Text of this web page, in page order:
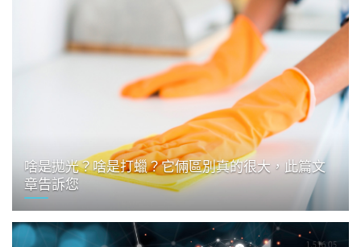
啥是拋光？啥是打蠟？它倆區別真的很大，此篇文
章告訴您